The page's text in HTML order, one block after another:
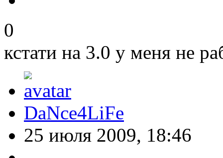
0
кстати на 3.0 у меня не
DaNce4LiFe
25 июля 2009, 18:46